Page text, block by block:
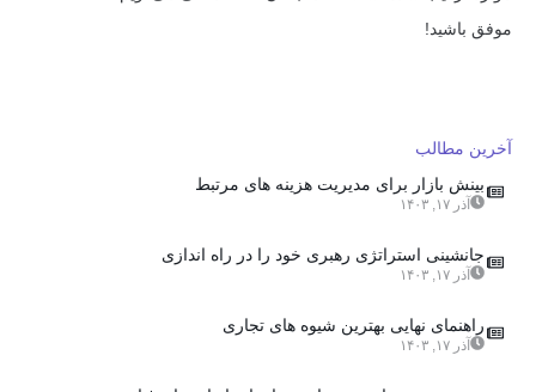
موفق باشید!
آخرین مطالب
بینش بازار برای مدیریت هزینه های مرتبط
آذر ۱۷, ۱۴۰۳
جانشینی استراتژی رهبری خود را در راه اندازی
آذر ۱۷, ۱۴۰۳
راهنمای نهایی بهترین شیوه های تجاری
آذر ۱۷, ۱۴۰۳